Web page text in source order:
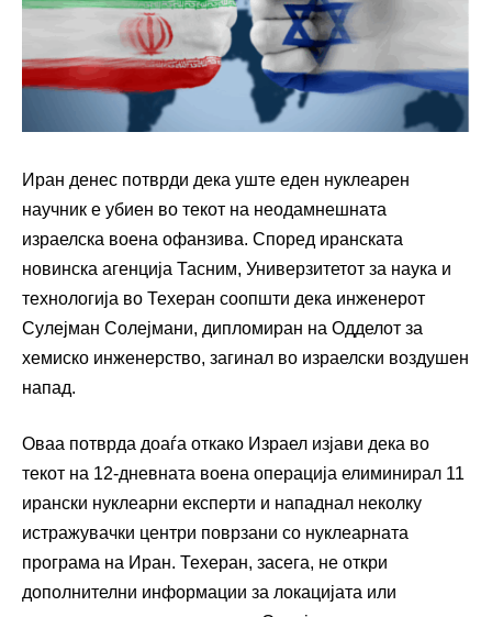
Иран денес потврди дека уште еден нуклеарен
научник е убиен во текот на неодамнешната
израелска воена офанзива. Според иранската
новинска агенција Тасним, Универзитетот за наука и
технологија во Техеран соопшти дека инженерот
Сулејман Солејмани, дипломиран на Одделот за
хемиско инженерство, загинал во израелски воздушен
напад.
Оваа потврда доаѓа откако Израел изјави дека во
текот на 12-дневната воена операција елиминирал 11
ирански нуклеарни експерти и нападнал неколку
истражувачки центри поврзани со нуклеарната
програма на Иран. Техеран, засега, не откри
дополнителни информации за локацијата или